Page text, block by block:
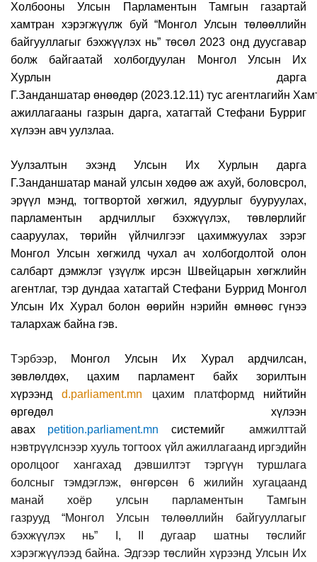
Холбооны Улсын Парламентын Тамгын газартай
хамтран хэрэгжүүлж буй
“Монгол Улсын төлөөллийн
байгууллагыг бэхжүүлэх нь” төсөл 2023 онд дуусгавар
болж байгаатай
холбогдуулан Монгол Улсын Их
Хурлын дарга
Г.Занданшатар өнөөдөр (2023.12.11) тус агентлагийн
ажиллагааны газрын дарга, хатагтай Стефани Бурриг
хүлээн авч уулзлаа.
Уулзалтын эхэнд Улсын Их Хурлын дарга
Г.Занданшатар манай улсын хөдөө аж ахуй, боловсрол,
эрүүл мэнд, тогтвортой хөгжил, ядуурлыг бууруулах,
парламентын ардчиллыг бэхжүүлэх, төвлөрлийг
сааруулах, төрийн үйлчилгээг цахимжуулах зэрэг
Монгол Улсын хөгжилд чухал ач холбогдолтой олон
салбарт дэмжлэг үзүүлж ирсэн Швейцарын хөгжлийн
агентлаг, тэр дундаа хатагтай Стефани Буррид Монгол
Улсын Их Хурал болон өөрийн нэрийн өмнөөс гүнээ
талархаж байна гэв.
Тэрбээр, Монгол Улсын Их Хурал ардчилсан,
зөвлөлдөх, цахим парламент байх зорилтын
хүрээндd.parliament.mn цахим платформд нийтийн
өргөдөл хүлээн
авах
petition.parliament.mn системийг
амжилттай
нэвтрүүлснээрхууль тогтоох үйл ажиллагаандиргэдийн
оролцоог хангахад дэвшилтэт тэргүүн туршлага
болсныг тэмдэглэж,өнгөрсөн 6 жилийн хугацаанд
манай хоёр улсын
парламентын Тамгын
газрууд “Монгол Улсын төлөөллийн байгууллагыг
бэхжүүлэх нь” I, II дугаар шатны төслийг
хэрэгжүүлээд байна. Эдгээр төслийн хүрээнд Улсын Их